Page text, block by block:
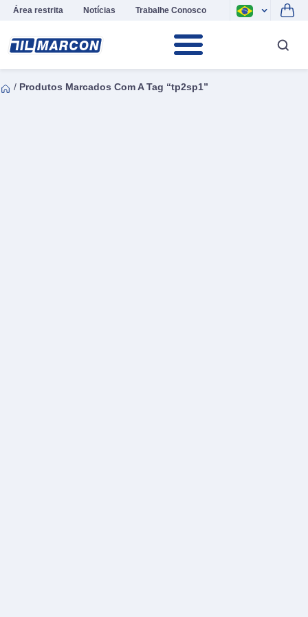
Área restrita Notícias Trabalhe Conosco
/ Produtos Marcados Com A Tag “tp2sp1”